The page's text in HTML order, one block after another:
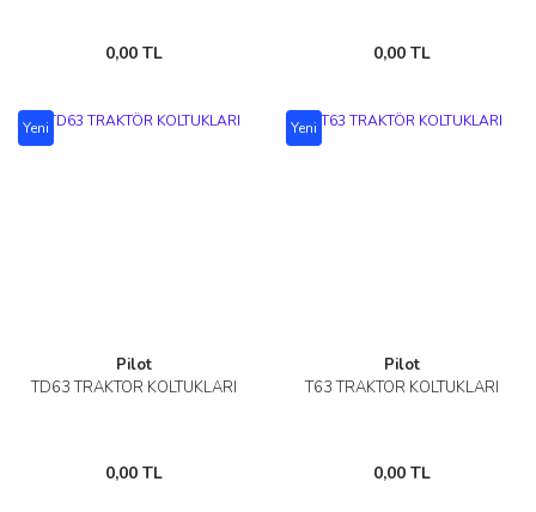
0,00 TL 0,00 TL
Yeni
Pilot
TD63 TRAKTÖR KOLTUKLARI
0,00 TL
Yeni
Pilot
T63 TRAKTÖR KOLTUKLARI
0,00 TL